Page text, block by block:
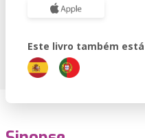
Este livro também